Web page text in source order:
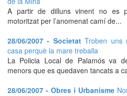
A partir de dilluns vinent no es
motoritzat per l’anomenat camí de...
28/06/2007 - SocietatTroben uns
casa perquè la mare treballa
La Policia Local de Palamós va
menors que es quedaven tancats a
28/06/2007 - Obres i Urbanisme